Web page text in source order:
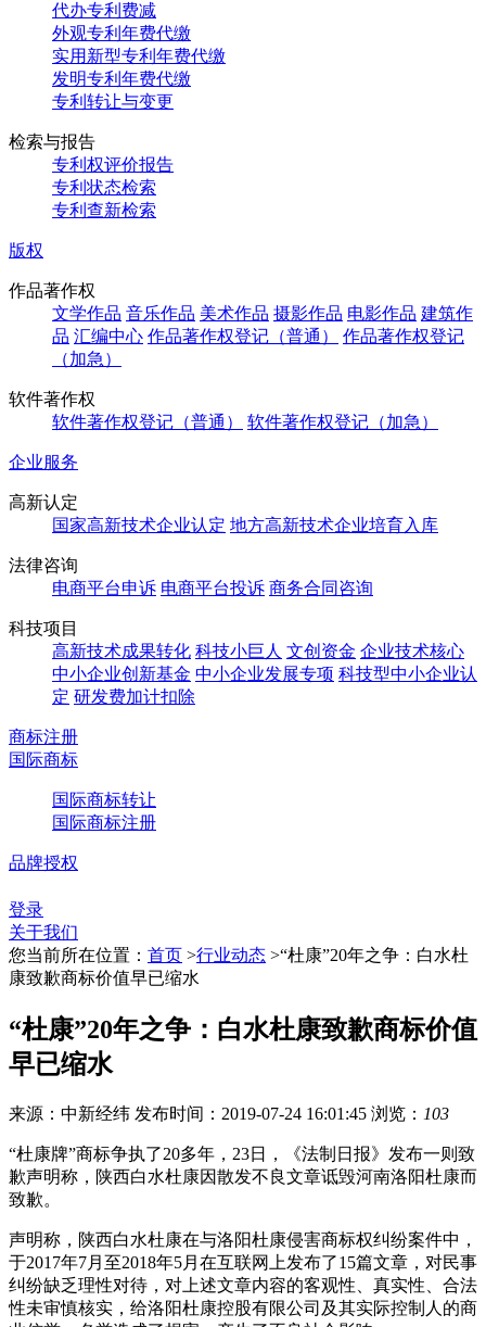
代办专利费减
外观专利年费代缴
实用新型专利年费代缴
发明专利年费代缴
专利转让与变更
检索与报告
专利权评价报告
专利状态检索
专利查新检索
版权
作品著作权
文学作品 音乐作品 美术作品 摄影作品 电影作品 建筑作
品 汇编中心 作品著作权登记（普通）
作品著作权登记
（加急）
软件著作权
软件著作权登记（普通）
软件著作权登记（加急）
企业服务
高新认定
国家高新技术企业认定 地方高新技术企业培育入库
法律咨询
电商平台申诉 电商平台投诉 商务合同咨询
科技项目
高新技术成果转化 科技小巨人 文创资金 企业技术核心
中小企业创新基金 中小企业发展专项 科技型中小企业认
定 研发费加计扣除
商标注册
国际商标
国际商标转让
国际商标注册
品牌授权
登录
关于我们
您当前所在位置： 首页 >行业动态 >“杜康”20年之争：白水杜
康致歉商标价值早已缩水
“杜康”20年之争：白水杜康致歉商标价值
早已缩水
来源：中新经纬 发布时间：2019-07-24 16:01:45 浏览： 103
“杜康牌”商标争执了20多年，23日，《法制日报》发布一则致
歉声明称，陕西白水杜康因散发不良文章诋毁河南洛阳杜康而
致歉。
声明称，陕西白水杜康在与洛阳杜康侵害商标权纠纷案件中，
于2017年7月至2018年5月在互联网上发布了15篇文章，对民事
纠纷缺乏理性对待，对上述文章内容的客观性、真实性、合法
性未审慎核实，给洛阳杜康控股有限公司及其实际控制人的商